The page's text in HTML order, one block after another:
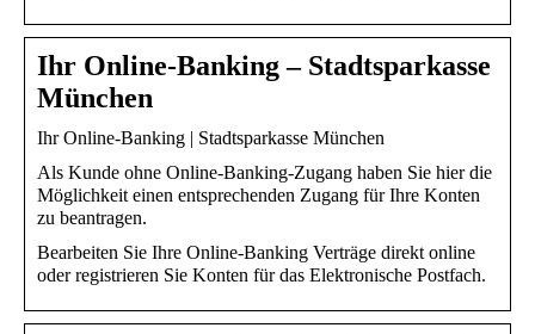
Ihr Online-Banking – Stadtsparkasse
München
Ihr Online-Banking | Stadtsparkasse München
Als Kunde ohne Online-Banking-Zugang haben Sie hier die
Möglichkeit einen entsprechenden Zugang für Ihre Konten
zu beantragen.
Bearbeiten Sie Ihre Online-Banking Verträge direkt online
oder registrieren Sie Konten für das Elektronische Postfach.